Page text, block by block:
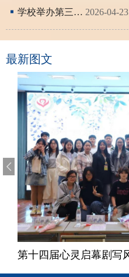
学校举办第三十二期校友故事汇 2026-04-23
最新图文